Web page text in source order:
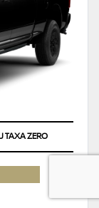
TAXA ZERO